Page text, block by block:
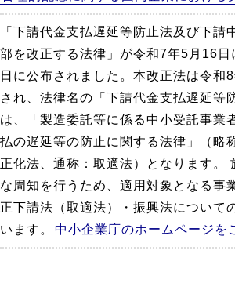
「下請代金支払遅延等防止法及び下請
部を改正する法律」が令和7年5月16
日に公布されました。本改正法は令和
され、法律名の「下請代金支払遅延等
は、「製造委託等に係る中小受託事業
払の遅延等の防止に関する法律」（略
正化法、通称：取適法）となります。
な周知を行うため、適用対象となる事
正下請法（取適法）・振興法について
います。
中小企業庁のホームページを